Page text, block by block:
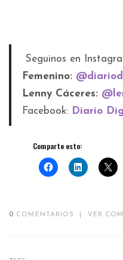
Seguinos en
Femenino:
Lenny Cáceres:
Facebook: Diario
Comparte esto:
0 COMENTARIOS VER